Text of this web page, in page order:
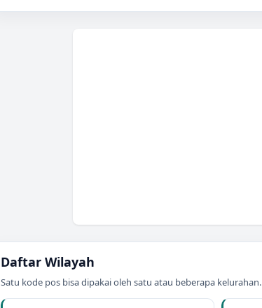
Daftar Wilayah
Satu kode pos bisa dipakai oleh satu atau beberapa kelurahan.